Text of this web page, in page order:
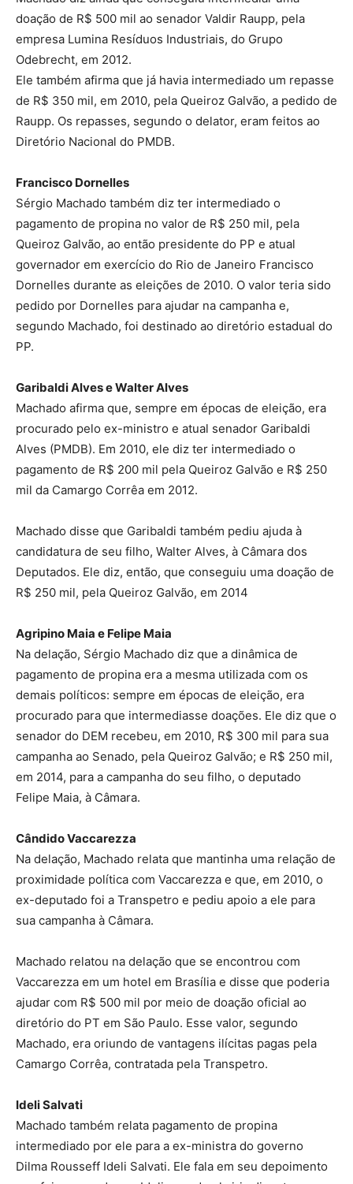
doação de R$ 500 mil ao senador Valdir Raupp, pela
empresa Lumina Resíduos Industriais, do Grupo
Odebrecht, em 2012.
Ele também afirma que já havia intermediado um repasse
de R$ 350 mil, em 2010, pela Queiroz Galvão, a pedido de
Raupp. Os repasses, segundo o delator, eram feitos ao
Diretório Nacional do PMDB.
Francisco Dornelles
Sérgio Machado também diz ter intermediado o
pagamento de propina no valor de R$ 250 mil, pela
Queiroz Galvão, ao então presidente do PP e atual
governador em exercício do Rio de Janeiro Francisco
Dornelles durante as eleições de 2010. O valor teria sido
pedido por Dornelles para ajudar na campanha e,
segundo Machado, foi destinado ao diretório estadual do
PP.
Garibaldi Alves e Walter Alves
Machado afirma que, sempre em épocas de eleição, era
procurado pelo ex-ministro e atual senador Garibaldi
Alves (PMDB). Em 2010, ele diz ter intermediado o
pagamento de R$ 200 mil pela Queiroz Galvão e R$ 250
mil da Camargo Corrêa em 2012.
Machado disse que Garibaldi também pediu ajuda à
candidatura de seu filho, Walter Alves, à Câmara dos
Deputados. Ele diz, então, que conseguiu uma doação de
R$ 250 mil, pela Queiroz Galvão, em 2014
Agripino Maia e Felipe Maia
Na delação, Sérgio Machado diz que a dinâmica de
pagamento de propina era a mesma utilizada com os
demais políticos: sempre em épocas de eleição, era
procurado para que intermediasse doações. Ele diz que o
senador do DEM recebeu, em 2010, R$ 300 mil para sua
campanha ao Senado, pela Queiroz Galvão; e R$ 250 mil,
em 2014, para a campanha do seu filho, o deputado
Felipe Maia, à Câmara.
Cândido Vaccarezza
Na delação, Machado relata que mantinha uma relação de
proximidade política com Vaccarezza e que, em 2010, o
ex-deputado foi a Transpetro e pediu apoio a ele para
sua campanha à Câmara.
Machado relatou na delação que se encontrou com
Vaccarezza em um hotel em Brasília e disse que poderia
ajudar com R$ 500 mil por meio de doação oficial ao
diretório do PT em São Paulo. Esse valor, segundo
Machado, era oriundo de vantagens ilícitas pagas pela
Camargo Corrêa, contratada pela Transpetro.
Ideli Salvati
Machado também relata pagamento de propina
intermediado por ele para a ex-ministra do governo
Dilma Rousseff Ideli Salvati. Ele fala em seu depoimento